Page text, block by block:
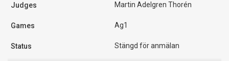
Martin Adelgren Thorén
Ag1
Stängd för anmälan